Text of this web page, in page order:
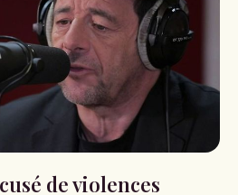
de violences